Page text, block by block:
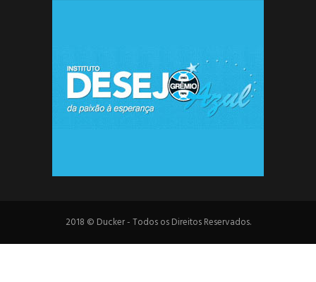
2018 © Ducker - Todos os Direitos Reservados.